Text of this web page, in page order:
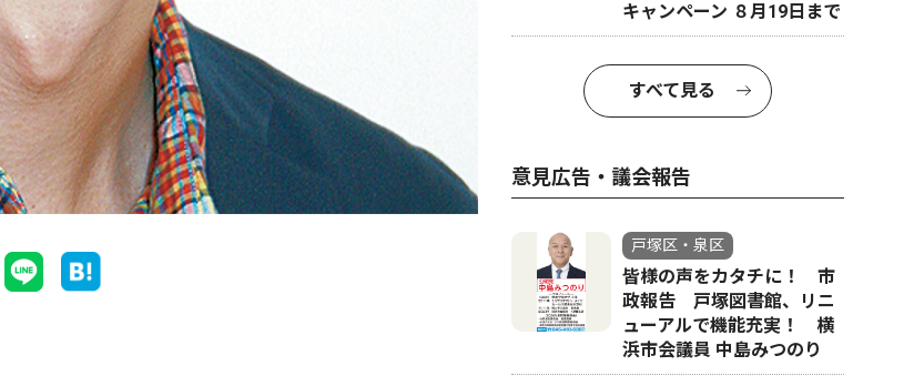
キャンペーン ８月19日まで
すべて見る
意見広告・議会報告
戸塚区・泉区
皆様の声をカタチに！ 市
政報告 戸塚図書館、リニ
ューアルで機能充実！ 横
浜市会議員 中島みつのり